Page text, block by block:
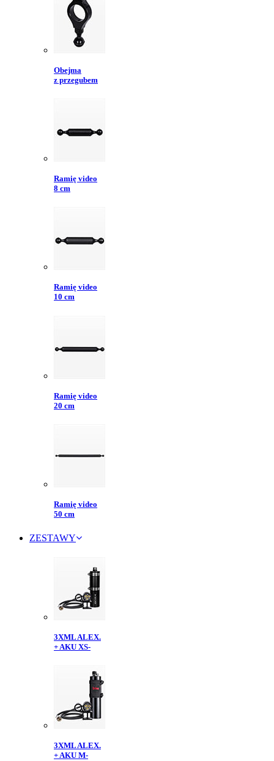
Obejma
z przegubem
Ramię video
8 cm
Ramię video
10 cm
Ramię video
20 cm
Ramię video
50 cm
ZESTAWY
3XML ALEX.
+ AKU XS-
3XML ALEX.
+ AKU M-